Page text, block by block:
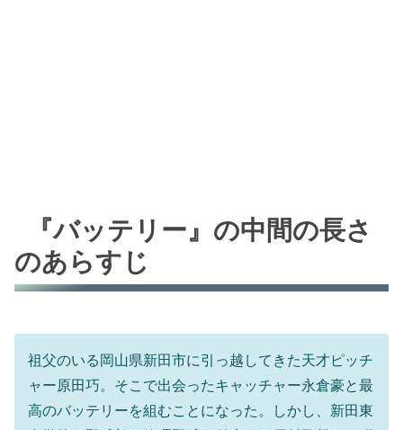
『バッテリー』の中間の長さ
のあらすじ
祖父のいる岡山県新田市に引っ越してきた天才ピッチ
ャー原田巧。そこで出会ったキャッチャー永倉豪と最
高のバッテリーを組むことになった。しかし、新田東